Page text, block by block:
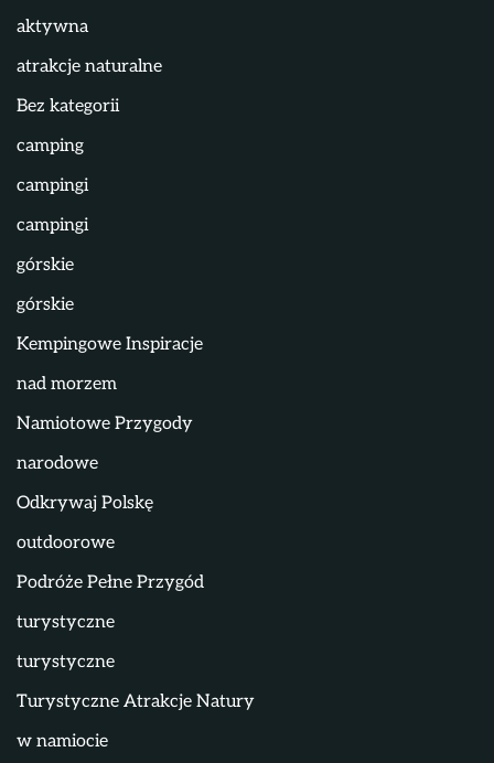
aktywna
atrakcje naturalne
Bez kategorii
camping
campingi
campingi
górskie
górskie
Kempingowe Inspiracje
nad morzem
Namiotowe Przygody
narodowe
Odkrywaj Polskę
outdoorowe
Podróże Pełne Przygód
turystyczne
turystyczne
Turystyczne Atrakcje Natury
w namiocie